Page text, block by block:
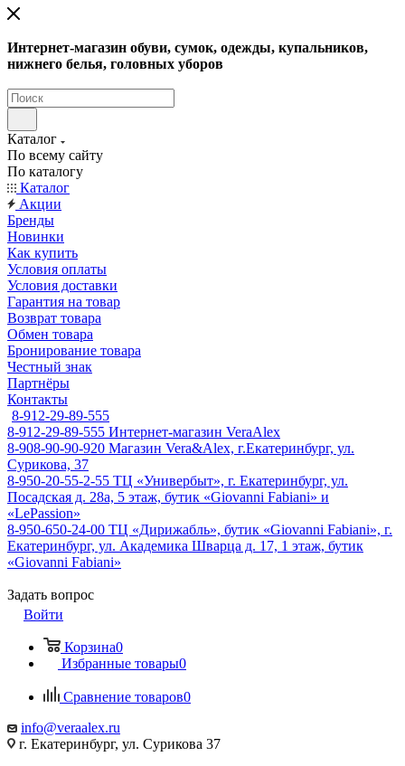
Интернет-магазин обуви, сумок, одежды, купальников,
нижнего белья, головных уборов
Каталог
По всему сайту
По каталогу
Каталог
Акции
Бренды
Новинки
Как купить
Условия оплаты
Условия доставки
Гарантия на товар
Возврат товара
Обмен товара
Бронирование товара
Честный знак
Партнёры
Контакты
8-912-29-89-555
8-912-29-89-555 Интернет-магазин VeraAlex
8-908-90-90-920 Магазин Vera&Alex, г.Екатеринбург, ул.
Сурикова, 37
8-950-20-55-2-55 ТЦ «Универбыт», г. Екатеринбург, ул.
Посадская д. 28а, 5 этаж, бутик «Giovanni Fabiani» и
«LePassion»
8-950-650-24-00 ТЦ «Дирижабль», бутик «Giovanni Fabiani», г.
Екатеринбург, ул. Академика Шварца д. 17, 1 этаж, бутик
«Giovanni Fabiani»
Задать вопрос
Войти
Корзина0
Избранные товары0
Сравнение товаров0
info@veraalex.ru
г. Екатеринбург, ул. Сурикова 37